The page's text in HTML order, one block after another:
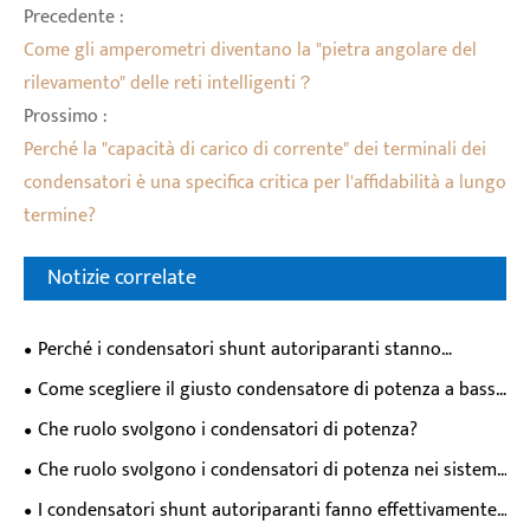
Precedente :
Come gli amperometri diventano la "pietra angolare del
rilevamento" delle reti intelligenti？
Prossimo :
Perché la "capacità di carico di corrente" dei terminali dei
condensatori è una specifica critica per l'affidabilità a lungo
termine?
Notizie correlate
Perché i condensatori shunt autoriparanti stanno
diventando la scelta preferita per i moderni sistemi di
alimentazione?
Come scegliere il giusto condensatore di potenza a bassa
tensione per la correzione del fattore di potenza
industriale？
Che ruolo svolgono i condensatori di potenza?
Che ruolo svolgono i condensatori di potenza nei sistemi
di alimentazione?
I condensatori shunt autoriparanti fanno effettivamente